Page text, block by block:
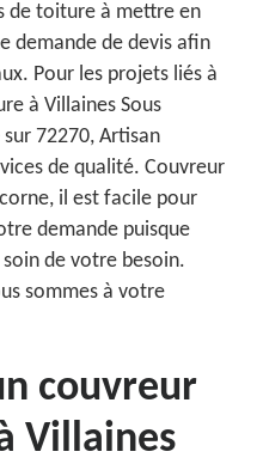
de toiture à mettre en
demande de devis afin
Pour les projets liés à
à Villaines Sous
72270, Artisan
de qualité. Couvreur
il est facile pour
demande puisque
de votre besoin.
sommes à votre
couvreur
Villaines